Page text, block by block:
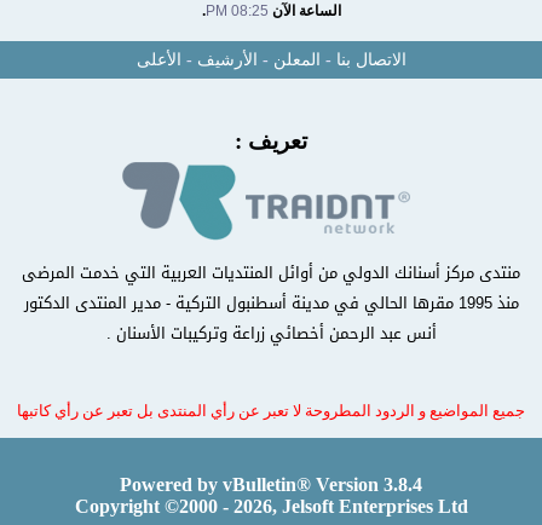
الساعة الآن08:25 PM
.
الاتصال بنا-المعلن-الأرشيف -الأعلى
تعريف :
منتدى مركز أسنانك الدولي من أوائل المنتديات العربية التي خدمت المرضى
منذ 1995 مقرها الحالي في مدينة أسطنبول التركية - مدير المنتدى الدكتور
أنس عبد الرحمن أخصائي زراعة وتركيبات الأسنان .
جميع المواضيع و الردود المطروحة لا تعبر عن رأي المنتدى بل تعبر عن رأي كاتبها
Powered by vBulletin® Version 3.8.4
Copyright ©2000 - 2026, Jelsoft Enterprises Ltd